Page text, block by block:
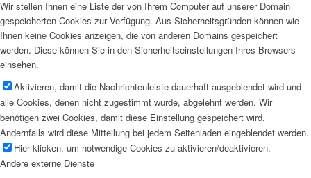
Wir stellen Ihnen eine Liste der von Ihrem Computer auf unserer Domain
gespeicherten Cookies zur Verfügung. Aus Sicherheitsgründen können wie
Ihnen keine Cookies anzeigen, die von anderen Domains gespeichert
werden. Diese können Sie in den Sicherheitseinstellungen Ihres Browsers
einsehen.
Aktivieren, damit die Nachrichtenleiste dauerhaft ausgeblendet wird und
alle Cookies, denen nicht zugestimmt wurde, abgelehnt werden. Wir
benötigen zwei Cookies, damit diese Einstellung gespeichert wird.
Andernfalls wird diese Mitteilung bei jedem Seitenladen eingeblendet werden.
Hier klicken, um notwendige Cookies zu aktivieren/deaktivieren.
Andere externe Dienste